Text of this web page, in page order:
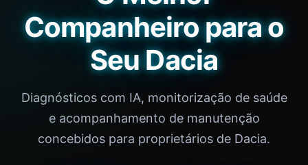
Companheiro para o
Seu Dacia
Diagnósticos com IA, monitorização de saúde
e acompanhamento de manutenção
concebidos para proprietários de Dacia.